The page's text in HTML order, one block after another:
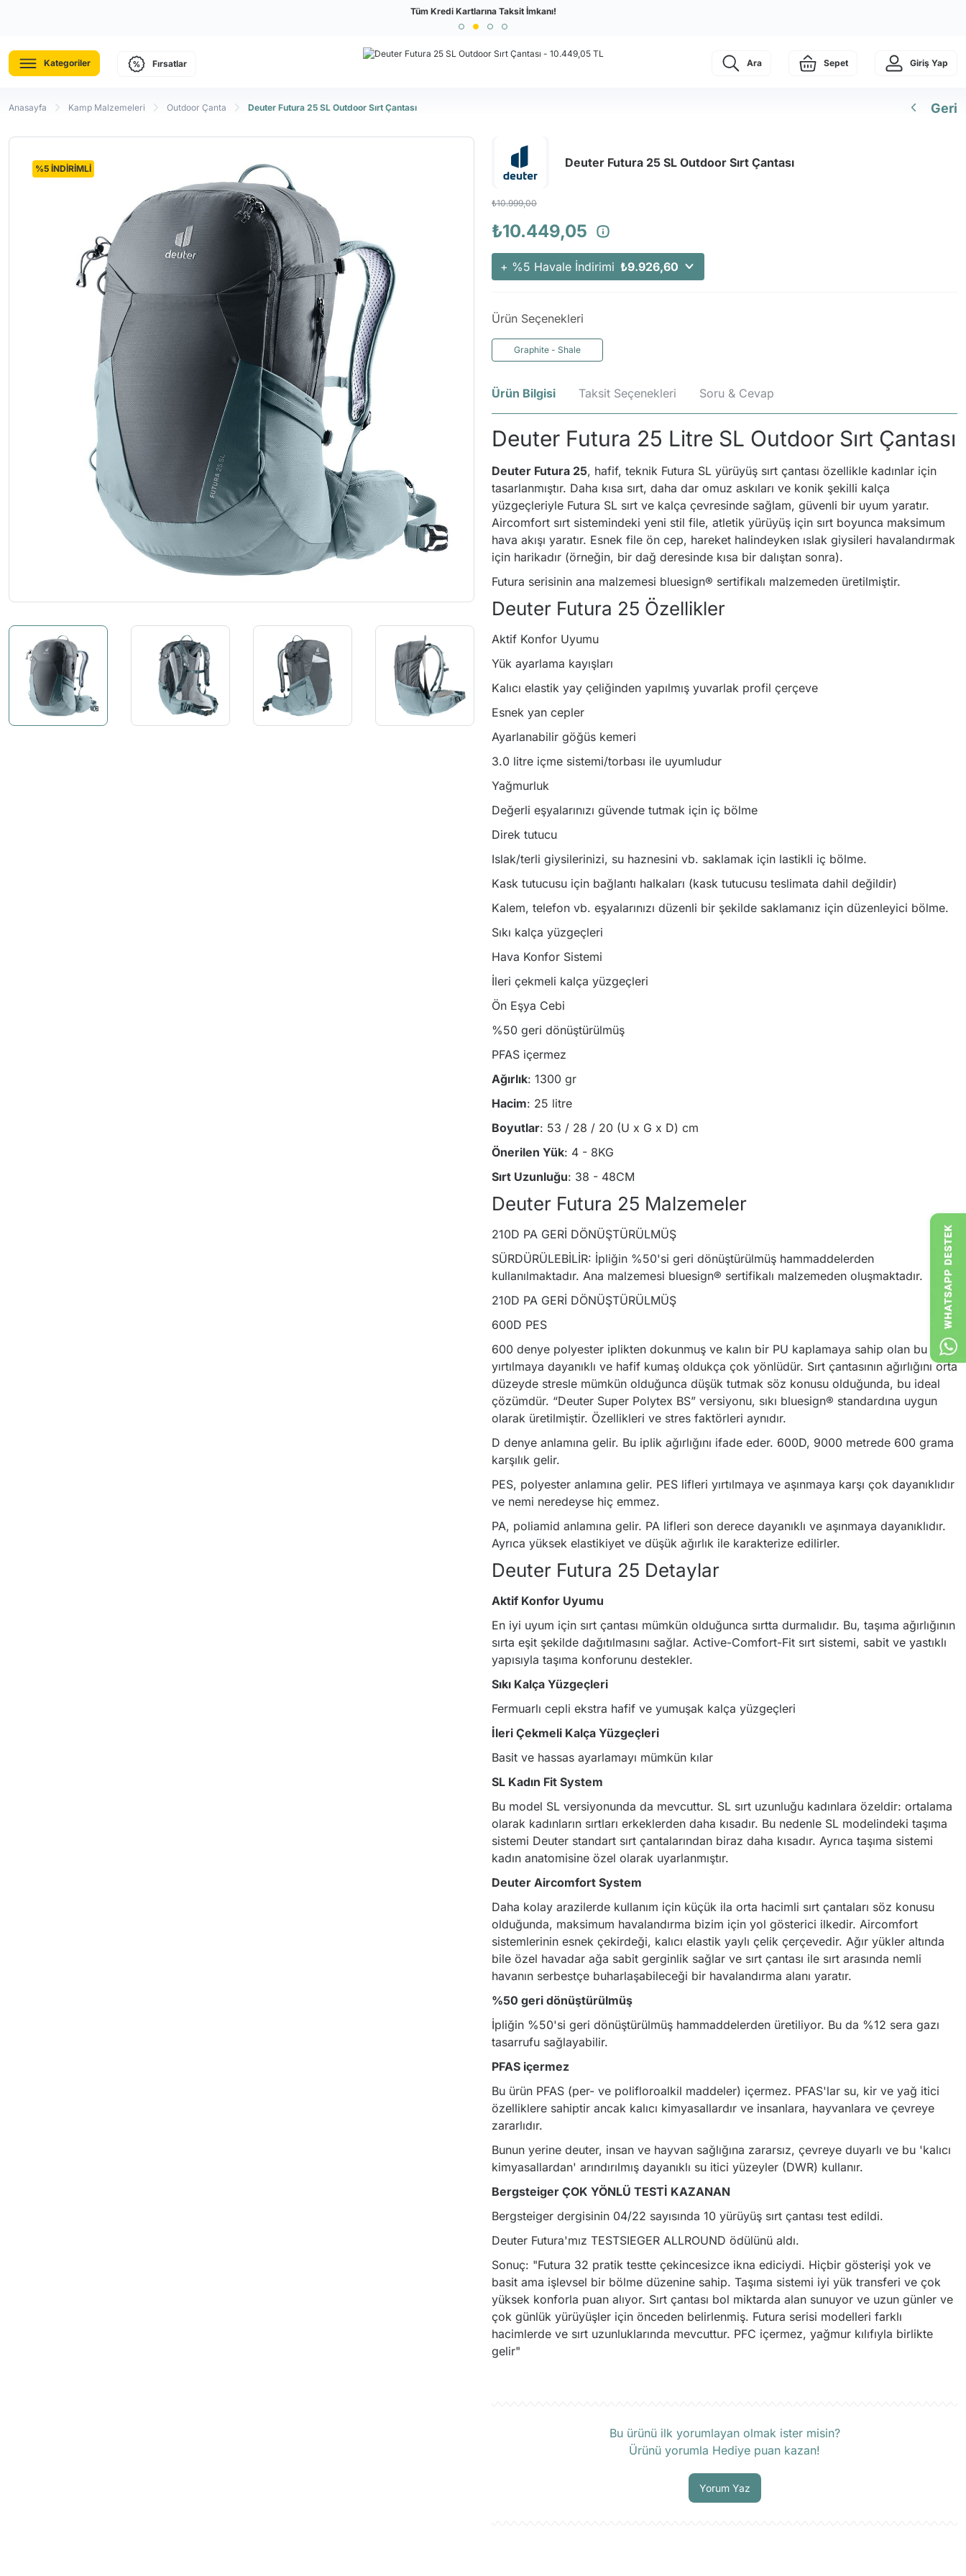
Türkiye'nin En Büyük Outdoor Sitesi
Tüm Kredi Kartlarına Taksit İmkanı!
Kategoriler Fırsatlar Ara Sepet Giriş Yap
Anasayfa Kamp Malzemeleri Outdoor Çanta Deuter Futura 25 SL Outdoor Sırt Çantası Geri
%5 İNDİRİMLİ Deuter Futura 25 SL Outdoor Sırt Çantası
₺10.999,00
₺10.449,05
+ %5 Havale İndirimi ₺9.926,60
Ürün Seçenekleri
Graphite - Shale
Ürün Bilgisi Taksit Seçenekleri Soru & Cevap
Deuter Futura 25 Litre SL Outdoor Sırt Çantası
Deuter Futura 25, hafif, teknik Futura SL yürüyüş sırt çantası özellikle kadınlar için
tasarlanmıştır. Daha kısa sırt, daha dar omuz askıları ve konik şekilli kalça
yüzgeçleriyle Futura SL sırt ve kalça çevresinde sağlam, güvenli bir uyum yaratır.
Aircomfort sırt sistemindeki yeni stil file, atletik yürüyüş için sırt boyunca maksimum
hava akışı yaratır. Esnek file ön cep, hareket halindeyken ıslak giysileri havalandırmak
için harikadır (örneğin, bir dağ deresinde kısa bir dalıştan sonra).
Futura serisinin ana malzemesi bluesign® sertifikalı malzemeden üretilmiştir.
Deuter Futura 25 Özellikler
Aktif Konfor Uyumu
Yük ayarlama kayışları
Kalıcı elastik yay çeliğinden yapılmış yuvarlak profil çerçeve
Esnek yan cepler
Ayarlanabilir göğüs kemeri
3.0 litre içme sistemi/torbası ile uyumludur
Yağmurluk
Değerli eşyalarınızı güvende tutmak için iç bölme
Direk tutucu
Islak/terli giysilerinizi, su haznesini vb. saklamak için lastikli iç bölme.
Kask tutucusu için bağlantı halkaları (kask tutucusu teslimata dahil değildir)
Kalem, telefon vb. eşyalarınızı düzenli bir şekilde saklamanız için düzenleyici bölme.
Sıkı kalça yüzgeçleri
Hava Konfor Sistemi
İleri çekmeli kalça yüzgeçleri
Ön Eşya Cebi
%50 geri dönüştürülmüş
PFAS içermez
Ağırlık: 1300 gr
Hacim: 25 litre
Boyutlar: 53 / 28 / 20 (U x G x D) cm
Önerilen Yük: 4 - 8KG
Sırt Uzunluğu: 38 - 48CM
Deuter Futura 25 Malzemeler
210D PA GERİ DÖNÜŞTÜRÜLMÜŞ
SÜRDÜRÜLEBİLİR: İpliğin %50'si geri dönüştürülmüş hammaddelerden
kullanılmaktadır. Ana malzemesi bluesign® sertifikalı malzemeden oluşmaktadır.
210D PA GERİ DÖNÜŞTÜRÜLMÜŞ
600D PES
600 denye polyester iplikten dokunmuş ve kalın bir PU kaplamaya sahip olan bu
yırtılmaya dayanıklı ve hafif kumaş oldukça çok yönlüdür. Sırt çantasının ağırlığını orta
düzeyde stresle mümkün olduğunca düşük tutmak söz konusu olduğunda, bu ideal
çözümdür. “Deuter Super Polytex BS” versiyonu, sıkı bluesign® standardına uygun
olarak üretilmiştir. Özellikleri ve stres faktörleri aynıdır.
D denye anlamına gelir. Bu iplik ağırlığını ifade eder. 600D, 9000 metrede 600 grama
karşılık gelir.
PES, polyester anlamına gelir. PES lifleri yırtılmaya ve aşınmaya karşı çok dayanıklıdır
ve nemi neredeyse hiç emmez.
PA, poliamid anlamına gelir. PA lifleri son derece dayanıklı ve aşınmaya dayanıklıdır.
Ayrıca yüksek elastikiyet ve düşük ağırlık ile karakterize edilirler.
Deuter Futura 25 Detaylar
Aktif Konfor Uyumu
En iyi uyum için sırt çantası mümkün olduğunca sırtta durmalıdır. Bu, taşıma ağırlığının
sırta eşit şekilde dağıtılmasını sağlar. Active-Comfort-Fit sırt sistemi, sabit ve yastıklı
yapısıyla taşıma konforunu destekler.
Sıkı Kalça Yüzgeçleri
Fermuarlı cepli ekstra hafif ve yumuşak kalça yüzgeçleri
İleri Çekmeli Kalça Yüzgeçleri
Basit ve hassas ayarlamayı mümkün kılar
SL Kadın Fit System
Bu model SL versiyonunda da mevcuttur. SL sırt uzunluğu kadınlara özeldir: ortalama
olarak kadınların sırtları erkeklerden daha kısadır. Bu nedenle SL modelindeki taşıma
sistemi Deuter standart sırt çantalarından biraz daha kısadır. Ayrıca taşıma sistemi
kadın anatomisine özel olarak uyarlanmıştır.
Deuter Aircomfort System
Daha kolay arazilerde kullanım için küçük ila orta hacimli sırt çantaları söz konusu
olduğunda, maksimum havalandırma bizim için yol gösterici ilkedir. Aircomfort
sistemlerinin esnek çekirdeği, kalıcı elastik yaylı çelik çerçevedir. Ağır yükler altında
bile özel havadar ağa sabit gerginlik sağlar ve sırt çantası ile sırt arasında nemli
havanın serbestçe buharlaşabileceği bir havalandırma alanı yaratır.
%50 geri dönüştürülmüş
İpliğin %50'si geri dönüştürülmüş hammaddelerden üretiliyor. Bu da %12 sera gazı
tasarrufu sağlayabilir.
PFAS içermez
Bu ürün PFAS (per- ve polifloroalkil maddeler) içermez. PFAS'lar su, kir ve yağ itici
özelliklere sahiptir ancak kalıcı kimyasallardır ve insanlara, hayvanlara ve çevreye
zararlıdır.
Bunun yerine deuter, insan ve hayvan sağlığına zararsız, çevreye duyarlı ve bu 'kalıcı
kimyasallardan' arındırılmış dayanıklı su itici yüzeyler (DWR) kullanır.
Bergsteiger ÇOK YÖNLÜ TESTİ KAZANAN
Bergsteiger dergisinin 04/22 sayısında 10 yürüyüş sırt çantası test edildi.
Deuter Futura'mız TESTSIEGER ALLROUND ödülünü aldı.
Sonuç: "Futura 32 pratik testte çekincesizce ikna ediciydi. Hiçbir gösterişi yok ve
basit ama işlevsel bir bölme düzenine sahip. Taşıma sistemi iyi yük transferi ve çok
yüksek konforla puan alıyor. Sırt çantası bol miktarda alan sunuyor ve uzun günler ve
çok günlük yürüyüşler için önceden belirlenmiş. Futura serisi modelleri farklı
hacimlerde ve sırt uzunluklarında mevcuttur. PFC içermez, yağmur kılıfıyla birlikte
gelir"
Bu ürünü ilk yorumlayan olmak ister misin?
Ürünü yorumla Hediye puan kazan!
Yorum Yaz